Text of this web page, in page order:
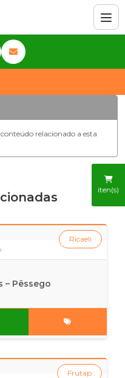
iten(s)
relacionado a esta
– Pêssego
Ricaeli
Frutap